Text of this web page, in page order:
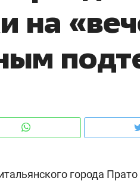
на
города
клиентах